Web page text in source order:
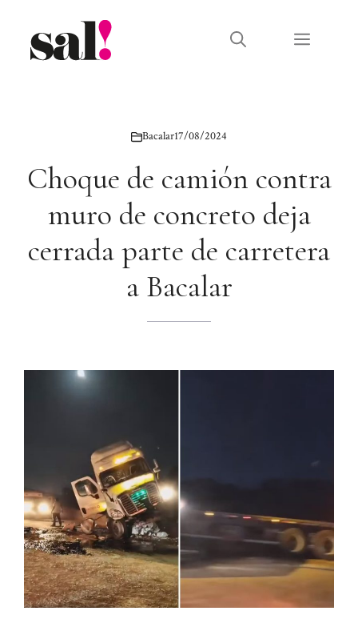
contenido
Menú
Bacalar17/08/2024
Choque de camión contra
muro de concreto deja
cerrada parte de carretera
a Bacalar